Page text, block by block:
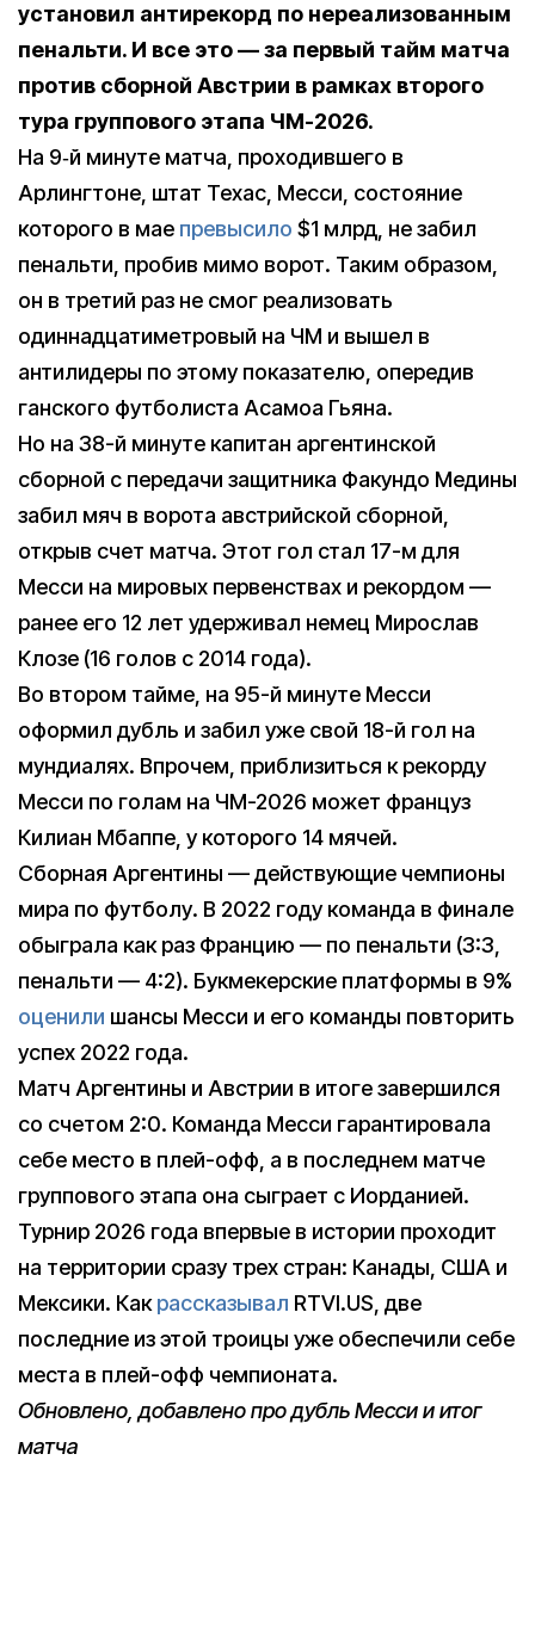
установил антирекорд по нереализованным
пенальти. И все это — за первый тайм матча
против сборной Австрии в рамках второго
тура группового этапа ЧМ-2026.
На 9‑й минуте матча, проходившего в
Арлингтоне, штат Техас, Месси, состояние
которого в мае превысило $1 млрд, не забил
пенальти, пробив мимо ворот. Таким образом,
он в третий раз не смог реализовать
одиннадцатиметровый на ЧМ и вышел в
антилидеры по этому показателю, опередив
ганского футболиста Асамоа Гьяна.
Но на 38-й минуте капитан аргентинской
сборной с передачи защитника Факундо Медины
забил мяч в ворота австрийской сборной,
открыв счет матча. Этот гол стал 17-м для
Месси на мировых первенствах и рекордом —
ранее его 12 лет удерживал немец Мирослав
Клозе (16 голов с 2014 года).
Во втором тайме, на 95-й минуте Месси
оформил дубль и забил уже свой 18-й гол на
мундиалях. Впрочем, приблизиться к рекорду
Месси по голам на ЧМ-2026 может француз
Килиан Мбаппе, у которого 14 мячей.
Сборная Аргентины — действующие чемпионы
мира по футболу. В 2022 году команда в финале
обыграла как раз Францию — по пенальти (3:3,
пенальти — 4:2). Букмекерские платформы в 9%
оценили шансы Месси и его команды повторить
успех 2022 года.
Матч Аргентины и Австрии в итоге завершился
со счетом 2:0. Команда Месси гарантировала
себе место в плей-офф, а в последнем матче
группового этапа она сыграет с Иорданией.
Турнир 2026 года впервые в истории проходит
на территории сразу трех стран: Канады, США и
Мексики. Какрассказывал RTVI.US, две
последние из этой троицы уже обеспечили себе
места в плей-офф чемпионата.
Обновлено, добавлено про дубль Месси и итог
матча